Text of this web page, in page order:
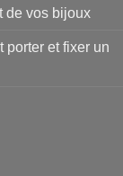
de vos bijoux
porter et fixer un